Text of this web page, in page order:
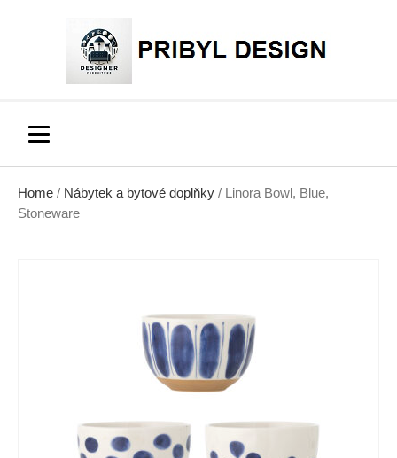
Home / Nábytek a bytové doplňky / Linora Bowl, Blue,
Stoneware